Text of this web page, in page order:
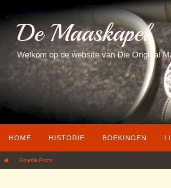
inhoudDe Maaskapel
Welkom op de website van Die Original
naar
de
HOME HISTORIE BOEKINGEN
HomeGmedia Posts